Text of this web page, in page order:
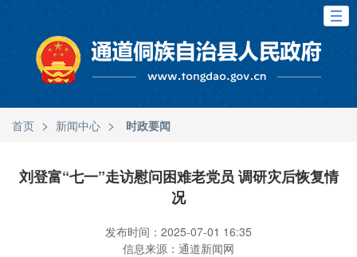
首页 > 新闻中心 > 时政要闻
刘登富“七一”走访慰问困难老党员 调研灾后恢复情
况
发布时间：2025-07-01 16:35
信息来源：通道新闻网